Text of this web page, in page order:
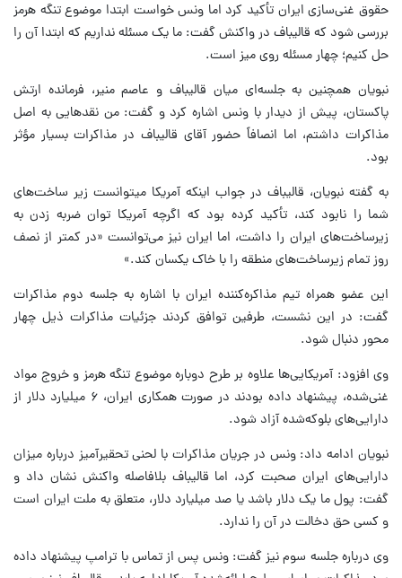
حقوق غنی‌سازی ایران تأکید کرد اما ونس خواست ابتدا موضوع تنگه هرمز
بررسی شود که قالیباف در واکنش گفت: ما یک مسئله نداریم که ابتدا آن را
حل کنیم؛ چهار مسئله روی میز است.
نبویان همچنین به جلسه‌ای میان قالیباف و عاصم منیر، فرمانده ارتش
پاکستان، پیش از دیدار با ونس اشاره کرد و گفت: من نقدهایی به اصل
مذاکرات داشتم، اما انصافاً حضور آقای قالیباف در مذاکرات بسیار مؤثر
بود.
به گفته نبویان، قالیباف در جواب اینکه آمریکا میتوانست زیر ساخت‌های
شما را نابود کند، تأکید کرده بود که اگرچه آمریکا توان ضربه زدن به
زیرساخت‌های ایران را داشت، اما ایران نیز می‌توانست «در کمتر از نصف
روز تمام زیرساخت‌های منطقه را با خاک یکسان کند.»
این عضو همراه تیم مذاکره‌کننده ایران با اشاره به جلسه دوم مذاکرات
گفت: در این نشست، طرفین توافق کردند جزئیات مذاکرات ذیل چهار
محور دنبال شود.
وی افزود: آمریکایی‌ها علاوه بر طرح دوباره موضوع تنگه هرمز و خروج مواد
غنی‌شده، پیشنهاد داده بودند در صورت همکاری ایران، ۶ میلیارد دلار از
دارایی‌های بلوکه‌شده آزاد شود.
نبویان ادامه داد: ونس در جریان مذاکرات با لحنی تحقیرآمیز درباره میزان
دارایی‌های ایران صحبت کرد، اما قالیباف بلافاصله واکنش نشان داد و
گفت: پول ما یک دلار باشد یا صد میلیارد دلار، متعلق به ملت ایران است
و کسی حق دخالت در آن را ندارد.
وی درباره جلسه سوم نیز گفت: ونس پس از تماس با ترامپ پیشنهاد داده